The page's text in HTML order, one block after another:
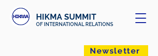
HIKMA SUMMIT
OF INTERNATIONAL RELATIONS
Newsletter